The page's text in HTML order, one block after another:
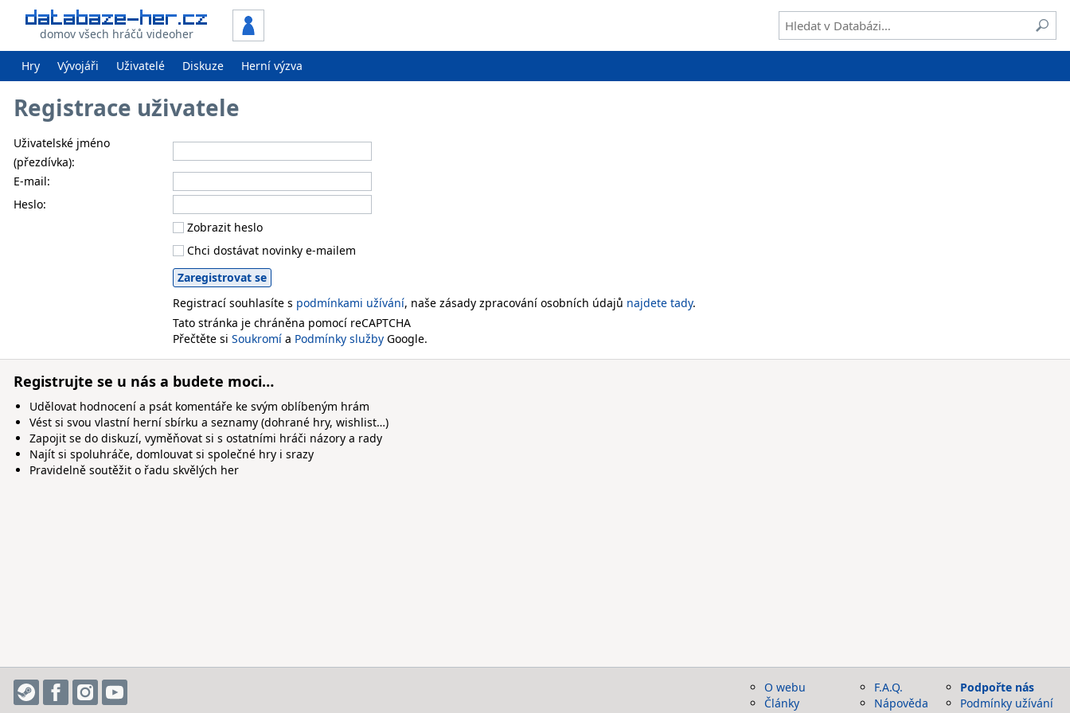
domov všech hráčů videoher
Hry Vývojáři Uživatelé Diskuze Herní výzva
Registrace uživatele
Uživatelské jméno
(přezdívka):
E-mail:
Heslo:
Zobrazit heslo
Chci dostávat novinky e-mailem
Registrací souhlasíte s podmínkami užívání, naše zásady zpracování osobních údajů najdete tady.
Tato stránka je chráněna pomocí reCAPTCHA
Přečtěte si Soukromí a Podmínky služby Google.
Registrujte se u nás a budete moci…
Udělovat hodnocení a psát komentáře ke svým oblíbeným hrám
Vést si svou vlastní herní sbírku a seznamy (dohrané hry, wishlist…)
Zapojit se do diskuzí, vyměňovat si s ostatními hráči názory a rady
Najít si spoluhráče, domlouvat si společné hry i srazy
Pravidelně soutěžit o řadu skvělých her
O webu
Články
F.A.Q.
Nápověda
Podpořte nás
Podmínky užívání